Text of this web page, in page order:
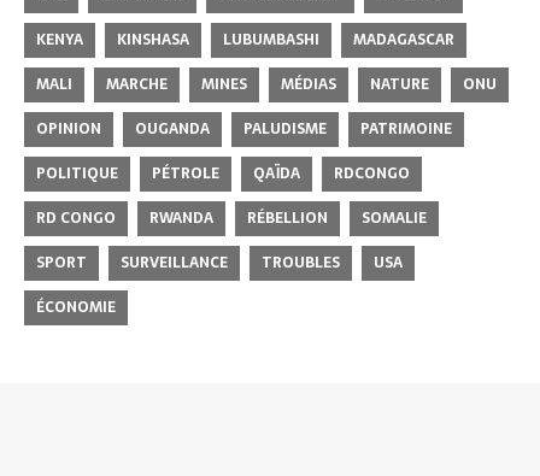
KENYA
KINSHASA LUBUMBASHI
MADAGASCAR
MALI
MARCHE MINES MÉDIAS NATURE
ONU
OPINION
OUGANDA PALUDISME
PATRIMOINE
POLITIQUE
PÉTROLE QAÏDA
RDCONGO
RD CONGO
RWANDA RÉBELLION
SOMALIE
SPORT
SURVEILLANCE TROUBLES
USA
ÉCONOMIE